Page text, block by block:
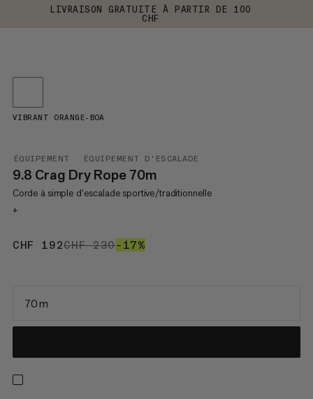
LIVRAISON GRATUITE À PARTIR DE 100
CHF
ÉQUIPEMENT ÉQUIPEMENT D'ESCALADE
9.8 Crag Dry Rope 70m
Corde à simple d’escalade sportive/traditionnelle
+
CHF 192CHF 192
CHF 230CHF 230
–17%
VIBRANT ORANGE-BOA
70 m